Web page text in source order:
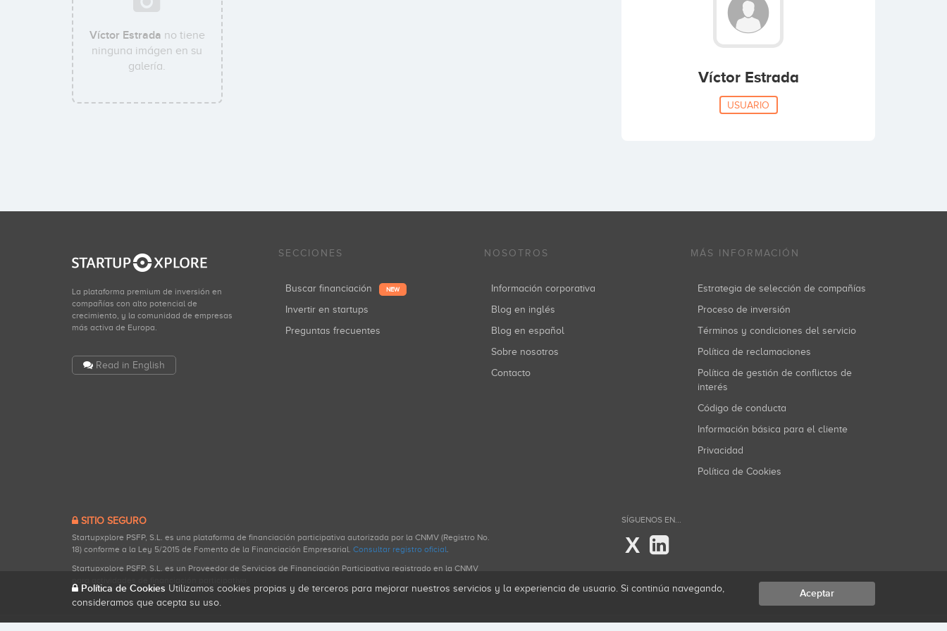
Víctor Estrada no tiene
ninguna imágen en su
galería.
Víctor Estrada
USUARIO
La plataforma premium de inversión en
compañías con alto potencial de
crecimiento, y la comunidad de empresas
más activa de Europa.
Read in English
SECCIONES
Buscar financiación NEW
Invertir en startups
Preguntas frecuentes
NOSOTROS
Información corporativa
Blog en inglés
Blog en español
Sobre nosotros
Contacto
MÁS INFORMACIÓN
Estrategia de selección de compañías
Proceso de inversión
Términos y condiciones del servicio
Política de reclamaciones
Política de gestión de conflictos de
interés
Código de conducta
Información básica para el cliente
Privacidad
Política de Cookies
SITIO SEGURO
Startupxplore PSFP, S.L. es una plataforma de financiación participativa autorizada por la CNMV (Registro No.
18) conforme a la Ley 5/2015 de Fomento de la Financiación Empresarial. Consultar registro oficial.
Startupxplore PSFP, S.L. es un Proveedor de Servicios de Financiación Participativa registrado en la CNMV
SÍGUENOS EN...
X
Política de Cookies Utilizamos cookies propias y de terceros para mejorar nuestros servicios y la experiencia de usuario. Si continúa navegando,
consideramos que acepta su uso.
Aceptar